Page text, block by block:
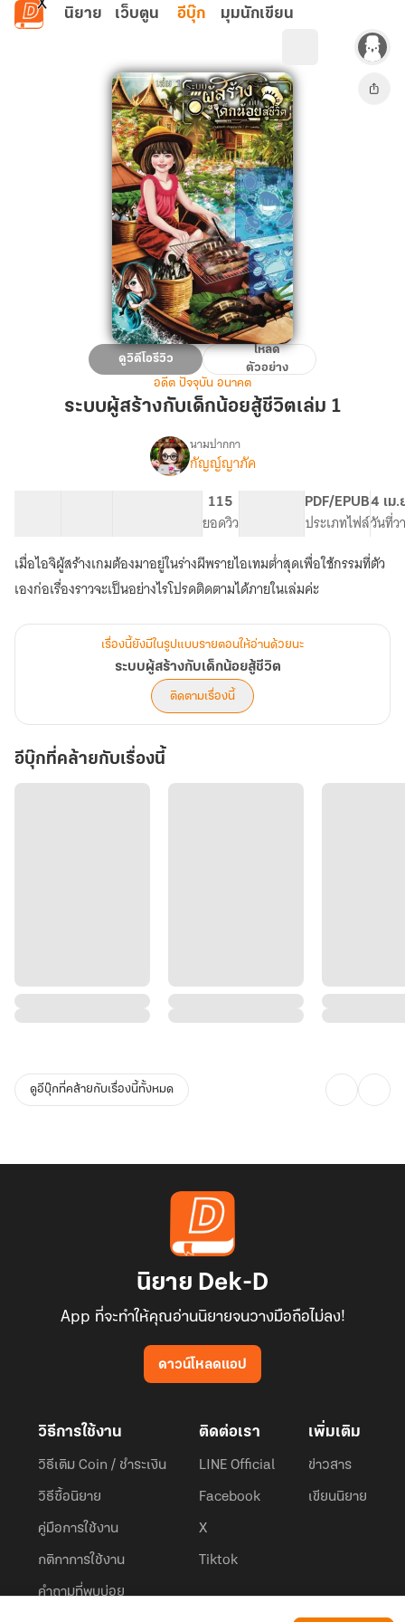
ข้ามไปยังเนื้อหาหลัก
นิยาย เว็บตูน อีบุ๊ก มุมนักเขียน
ระบบ
ผู้
สร้าง
กับ
ดูวิดีโอรีวิว
โหลด
ตัวอย่าง
อดีต ปัจจุบัน อนาคต
ระบบผู้สร้างกับเด็กน้อยสู้ชีวิตเล่ม 1
เรื่อง
ระบบ
ผู้
สร้าง
กับ
เด็ก
น้อย
สู้
นามปากกา
กัญญ์ญาภัค
115
ยอดวิว
PDF/EPUB
ประเภทไฟล์
4 เม.
วันที่ว
เมื่อไอจิผู้สร้างเกมต้องมาอยู่ในร่างผีพรายไอเทมต่ำสุดเพื่อใช้กรรมที่ตัว
เองก่อเรื่องราวจะเป็นอย่างไรโปรดติดตามได้ภายในเล่มค่ะ
เรื่องนี้ยังมีในรูปแบบรายตอนให้อ่านด้วยนะ
ระบบผู้สร้างกับเด็กน้อยสู้ชีวิต
ติดตามเรื่องนี้
อีบุ๊กที่คล้ายกับเรื่องนี้
ดูอีบุ๊กที่คล้ายกับเรื่องนี้ทั้งหมด
นิยาย Dek-D
App ที่จะทำให้คุณอ่านนิยายจนวางมือถือไม่ลง!
ดาวน์โหลดแอป
วิธีการใช้งาน
วิธีเติม Coin / ชำระเงิน
วิธีซื้อนิยาย
คู่มือการใช้งาน
กติกาการใช้งาน
คำถามที่พบบ่อย
ติดต่อเรา
LINE Official
Facebook
X
Tiktok
เพิ่มเติม
ข่าวสาร
เขียนนิยาย